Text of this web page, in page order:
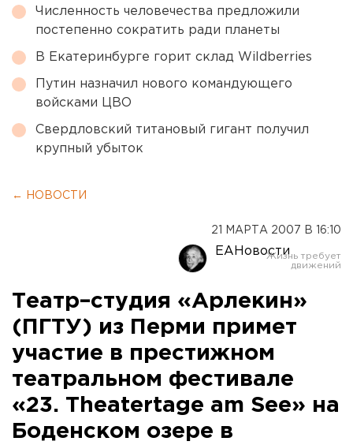
Численность человечества предложили
постепенно сократить ради планеты
В Екатеринбурге горит склад Wildberries
Путин назначил нового командующего
войсками ЦВО
Свердловский титановый гигант получил
крупный убыток
← НОВОСТИ
21 МАРТА 2007 В 16:10
ЕАНовости
Театр–студия «Арлекин»
(ПГТУ) из Перми примет
участие в престижном
театральном фестивале
«23. Theatertage am See» на
Боденском озере в